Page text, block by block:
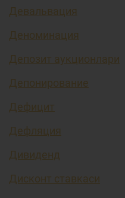
Девальвация
Деноминация
Депозит аукционлари
Депонирование
Дефицит
Дефляция
Дивиденд
Дисконт ставкаси